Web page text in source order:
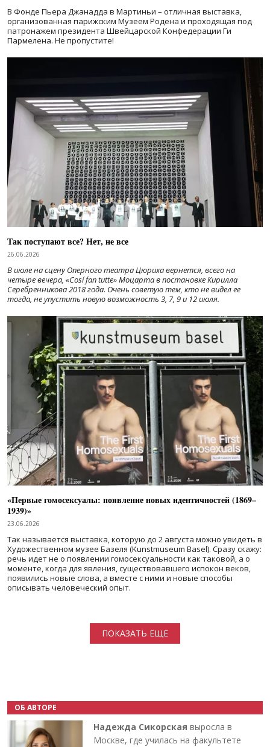
В Фонде Пьера Джанадда в Мартиньи – отличная выставка,
организованная парижским Музеем Родена и проходящая под
патронажем президента Швейцарской Конфедерации Ги
Пармелена. Не пропустите!
Так поступают все? Нет, не все
26.06.2026
В июле на сцену Оперного театра Цюриха вернется, всего на
четыре вечера, «Cosí fan tutte» Моцарта в постановке Кирилла
Серебренникова 2018 года. Очень советую тем, кто не видел ее
тогда, не упустить новую возможность 3, 7, 9 и 12 июля.
«Первые гомосексуалы: появление новых идентичностей (1869–
1939)»
23.06.2026
Так называется выставка, которую до 2 августа можно увидеть в
Художественном музее Базеля (Kunstmuseum Basel). Сразу скажу:
речь идет не о появлении гомосексуальности как таковой, а о
моменте, когда для явления, существовавшего испокон веков,
появились новые слова, а вместе с ними и новые способы
описывать человеческий опыт.
ПОКАЗАТЬ ЕЩЕ
ОБ АВТОРЕ
Надежда Сикорская выросла в
Москве, где училась на факультете